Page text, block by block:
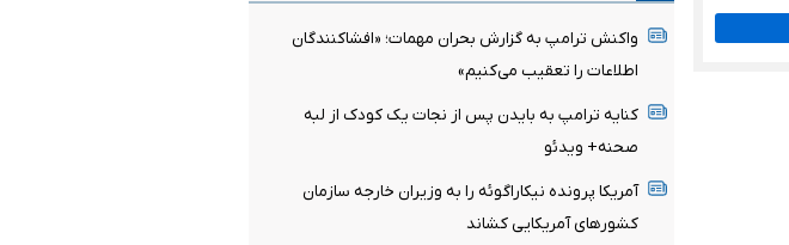
واکنش ترامپ به گزارش بحران مهمات؛ «افشاکنندگان
اطلاعات را تعقیب می‌کنیم»
کنایه ترامپ به بایدن پس از نجات یک کودک از لبه
صحنه+ ویدئو
آمریکا پرونده نیکاراگوئه را به وزیران خارجه سازمان
کشورهای آمریکایی کشاند